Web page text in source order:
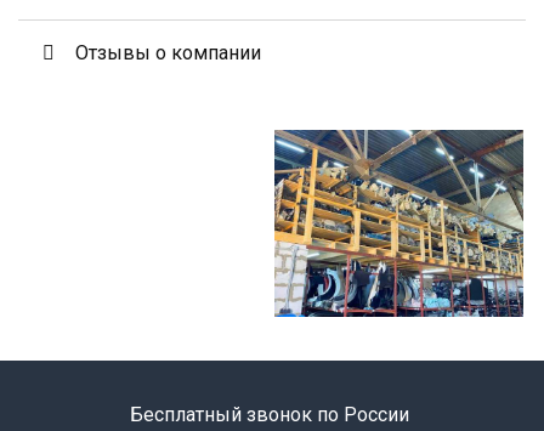
Отзывы о компании
Бесплатный звонок по России